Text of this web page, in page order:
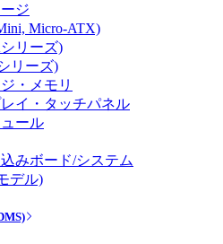
ジ
Micro-ATX)
リーズ)
リーズ)
・メモリ
イ・タッチパネル
ール
みボード/システム
デル)